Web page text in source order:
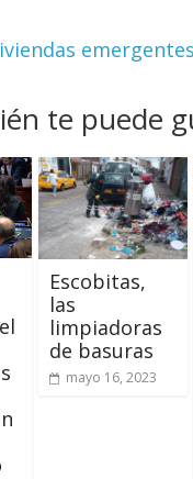
te puede
Escobitas,
las
limpiadoras
de basuras
mayo 16, 2023